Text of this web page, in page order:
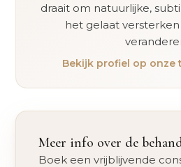
draait om natuurlijke,
het gelaat versterken
Bekijk profiel op onze
Meer info over de
Boek een vrijblijvende